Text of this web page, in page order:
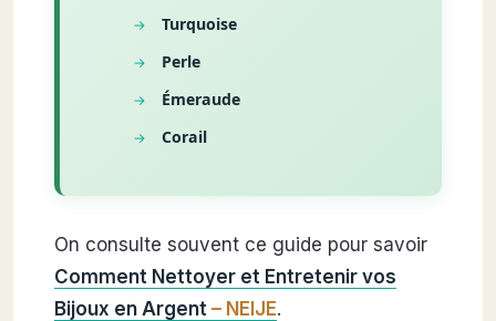
Turquoise
Perle
Émeraude
Corail
On consulte souvent ce guide pour savoir
Comment Nettoyer et Entretenir vos
Bijoux en Argent – NEIJE.